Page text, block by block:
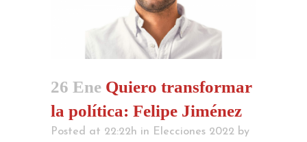
26 Ene Quiero transformar
la política: Felipe Jiménez
Posted at 22:22h in Elecciones 2022 by